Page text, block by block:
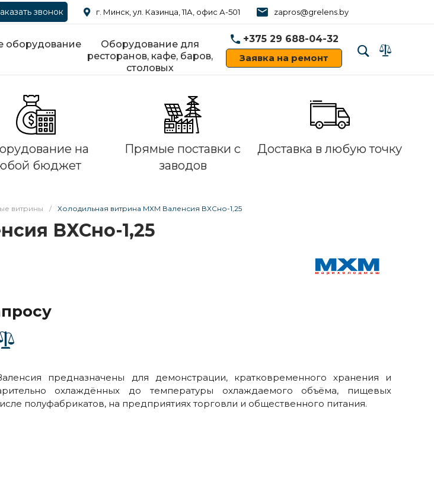
звонок г. Минск, ул. Казинца, 11А, офис А-501 zapros@grelens.by
оборудование
Оборудование для
ресторанов, кафе, баров,
столовых
+375 29 688-04-32
Заявка на ремонт
на
бюджет
Прямые поставки с
заводов
Доставка в любую точку
витрины / Холодильная витрина МХМ Валенсия ВХСно-1,25
ВХСно-1,25
предназначены для демонстрации, кратковременного хранения и
охлаждённых до температуры охлаждаемого объёма, пищевых
полуфабрикатов, на предприятиях торговли и общественного питания.